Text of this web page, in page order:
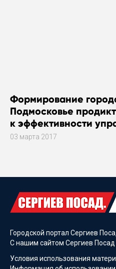
Формирование
Подмосковье
к эффективности
правительства
03 марта 2017
Городской портал Сергиев
С нашим сайтом Сергиев Посад
Условия использования